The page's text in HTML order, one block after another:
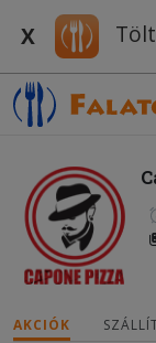
X
AKCIÓK